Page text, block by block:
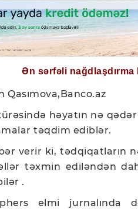
Ən sərfəli nağdlaşdırma
Qasımova,Banco.az
həyatın nə
təqdim ediblər.
verir ki, tədqiqatların
təxmin ediləndən
.
elmi jurnalında